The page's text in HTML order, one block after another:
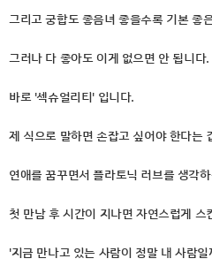
그리고 궁합도 좋음녀 좋을수록 기본 좋
그러나 다 좋아도 이게 없으면 안 됩니다.
바로 '섹슈얼리티' 입니다.
제 식으로 말하면 손잡고 싶어야 한다는
연애를 꿈꾸면서 플라토닉 러브를 생각
첫 만남 후 시간이 지나면 자연스럽게 스
'지금 만나고 있는 사람이 정말 내 사람